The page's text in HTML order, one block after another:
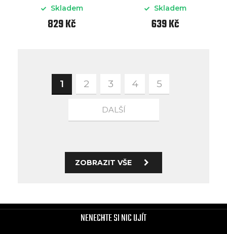
Skladem
829 Kč
Skladem
639 Kč
1 2 3 4 5
DALŠÍ
ZOBRAZIT VŠE
NENECHTE SI NIC UJÍT